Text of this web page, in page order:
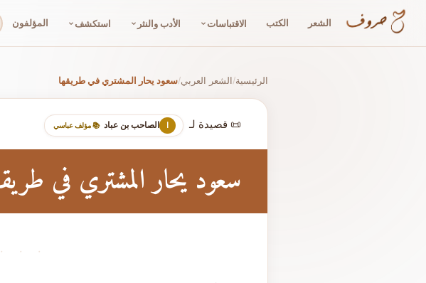
الشعر الكتب الاقتباسات الأدب والنثر استكشف المؤلفون
الرئيسية/الشعر العربي/سعود يحار المشتري في طريقها
📜 قصيدة لـ ا الصاحب بن عباد 📚 مؤلف عباسي
سعود يحار المشتري في
· ·